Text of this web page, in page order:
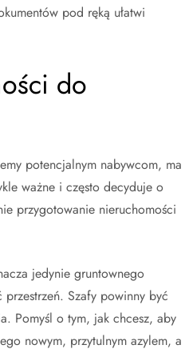
pod ręką ułatwi
do
potencjalnym nabywcom, ma
ważne i często decyduje o
przygotowanie nieruchomości
jedynie gruntownego
Szafy powinny być
Pomyśl o tym, jak chcesz, aby
nowym, przytulnym azylem, a